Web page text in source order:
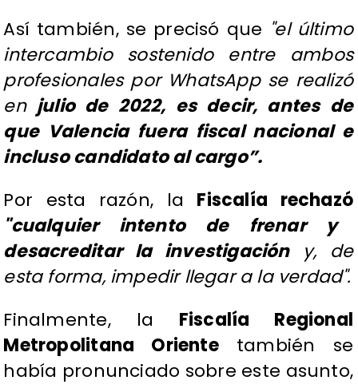
Así también, se precisó que "el último
intercambio sostenido entre ambos
profesionales por WhatsApp se realizó
en julio de 2022, es decir, antes de
que Valencia fuera fiscal nacional e
incluso candidato al cargo”.
Por esta razón, la Fiscalía rechazó
"cualquier intento de frenar y
desacreditar la investigacióny, de
esta forma, impedir llegar a la verdad".
Finalmente, la Fiscalía Regional
Metropolitana Orientetambién se
había pronunciado sobre este asunto,